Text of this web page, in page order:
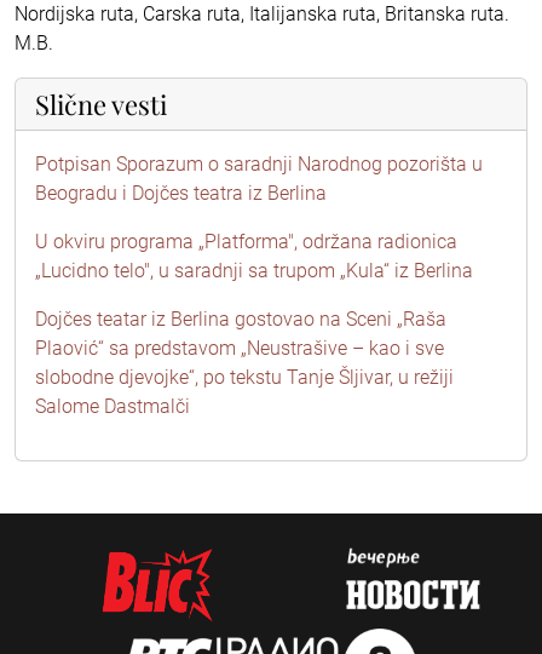
Nordijska ruta, Carska ruta, Italijanska ruta, Britanska ruta.
M.B.
Slične vesti
Potpisan Sporazum o saradnji Narodnog pozorišta u
Beogradu i Dojčes teatra iz Berlina
U okviru programa „Platforma", održana radionica
„Lucidno telo", u saradnji sa trupom „Kula“ iz Berlina
Dojčes teatar iz Berlina gostovao na Sceni „Raša
Plaović“ sa predstavom „Neustrašive – kao i sve
slobodne djevojke“, po tekstu Tanje Šljivar, u režiji
Salome Dastmalči